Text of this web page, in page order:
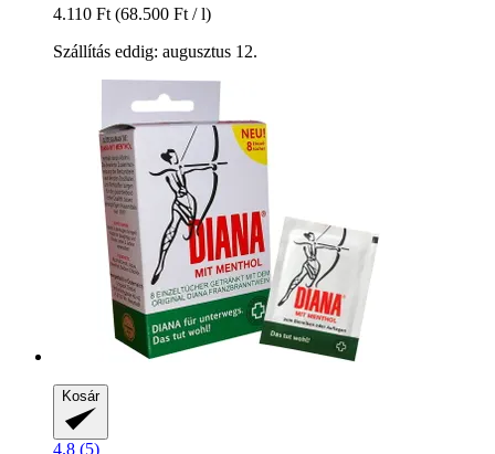
4.110 Ft (68.500 Ft / l)
Szállítás eddig: augusztus 12.
Kosár
4.8 (5)